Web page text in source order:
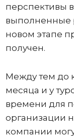
перспективы
выполненные
новом этапе
получен.
Между тем до
месяца и у
времени для
организации
компании